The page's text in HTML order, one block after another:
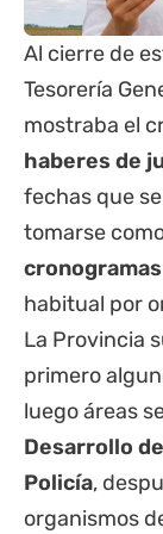
Al cierre de
Tesorería
mostraba el
haberes de
fechas que
tomarse
habitual por
La Provincia
primero
luego áreas
Desarrollo
Policía,
organismos